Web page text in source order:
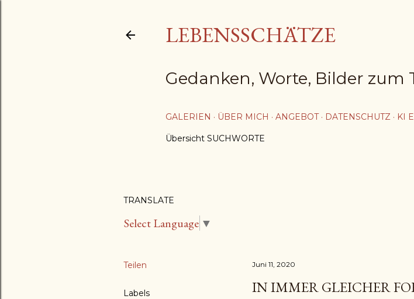
LEBENSSCHÄTZE
Gedanken, Worte, Bilder zum
GALERIEN ÜBER MICH ANGEBOT DATENSCHUTZ KI
Übersicht SUCHWORTE
TRANSLATE
Select Language ▼
Teilen
Labels
Juni 11, 2020
IN IMMER GLEICHER